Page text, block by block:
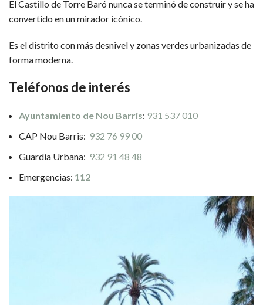
El Castillo de Torre Baró nunca se terminó de construir y se ha
convertido en un mirador icónico.
Es el distrito con más desnivel y zonas verdes urbanizadas de
forma moderna.
Teléfonos de interés
Ayuntamiento de Nou Barris: 931 537 010
CAP Nou Barris: 932 76 99 00
Guardia Urbana: 932 91 48 48
Emergencias: 112